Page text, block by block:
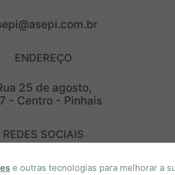
ENDEREÇO
25 de agosto,
- Centro - Pinhais
REDES SOCIAIS
e outras tecnologias para melhorar a